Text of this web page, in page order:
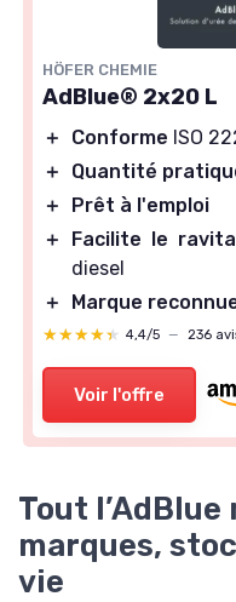
HÖFER CHEMIE
AdBlue® 2x20 L
＋ Conforme ISO
＋
Quantité
＋
Prêt à l'emploi
＋
Facilite le
diesel
＋
Marque
★★★★★
★★★★★ 4,4/5 — 236
Voir l'offre
Tout l’AdBlue
marques,
vie